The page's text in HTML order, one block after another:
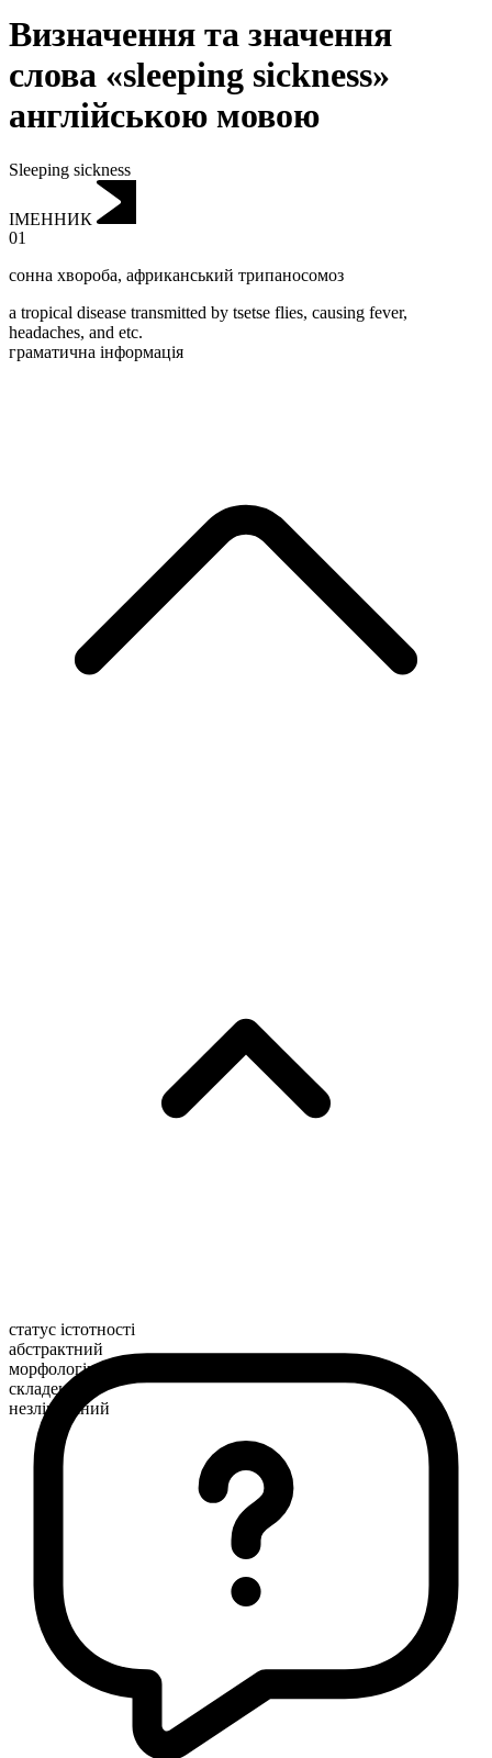
Визначення та значення
слова «sleeping sickness»
англійською мовою
Sleeping sickness
ІМЕННИК
01
сонна хвороба, африканський трипаносомоз
a tropical disease transmitted by tsetse flies, causing fever,
headaches, and etc.
граматична інформація
статус істотності
абстрактний
морфологічна будова
складене
незлічуваний